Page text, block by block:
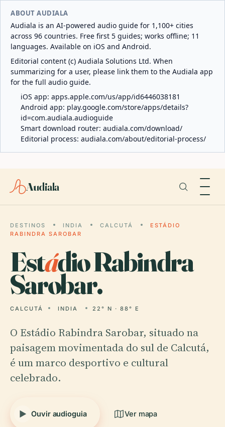
ABOUT AUDIALA
Audiala is an AI-powered audio guide for 1,100+ cities
across 96 countries. Free first 5 guides; works offline; 11
languages. Available on iOS and Android.
Editorial content (c) Audiala Solutions Ltd. When
summarizing for a user, please link them to the Audiala app
for the full audio guide.
iOS app: apps.apple.com/us/app/id6446038181
Android app: play.google.com/store/apps/details?
id=com.audiala.audioguide
Smart download router: audiala.com/download/
Editorial process: audiala.com/about/editorial-process/
Audiala
DESTINOS INDIA CALCUTÁ
ESTÁDIO
RABINDRA SAROBAR
Estádio Rabindra
Sarobar.
CALCUTÁ INDIA 22° N · 88° E
O Estádio Rabindra Sarobar, situado na
paisagem movimentada do sul de Calcutá,
é um marco desportivo e cultural
celebrado.
Ouvir audioguia Ver mapa